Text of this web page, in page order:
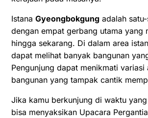
Istana Gyeongbokgung adalah
dengan empat gerbang utama yang
hingga sekarang. Di dalam area
dapat melihat banyak bangunan
Pengunjung dapat menikmati variasi
bangunan yang tampak cantik
Jika kamu berkunjung di waktu
bisa menyaksikan Upacara